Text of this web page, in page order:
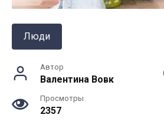
Люди
Автор
Валентина Вовк
Просмотры
2357